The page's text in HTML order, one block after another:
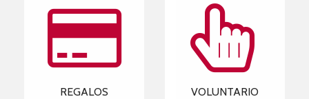
REGALOS VOLUNTARIO